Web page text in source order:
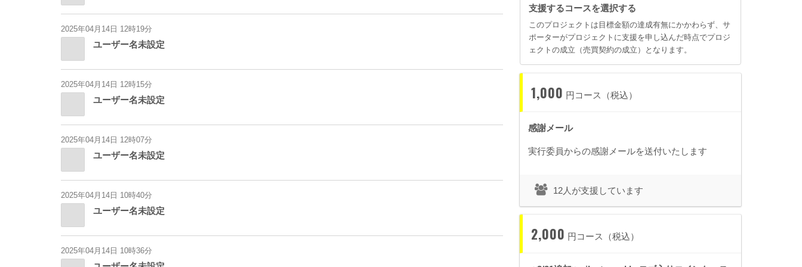
2025年04月14日 12時19分
ユーザー名未設定
2025年04月14日 12時15分
ユーザー名未設定
2025年04月14日 12時07分
ユーザー名未設定
2025年04月14日 10時40分
ユーザー名未設定
2025年04月14日 10時36分
支援するコースを選択する
このプロジェクトは目標金額の達成有無にかかわらず、サ
ポーターがプロジェクトに支援を申し込んだ時点でプロジ
ェクトの成立（売買契約の成立）となります。
1,000 円コース（税込）
感謝メール
実行委員からの感謝メールを送付いたします
12人が支援しています
2,000 円コース（税込）